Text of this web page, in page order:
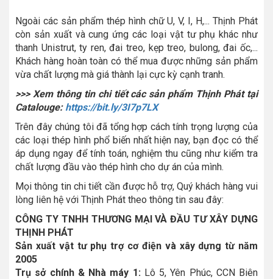
Ngoài các sản phẩm thép hình chữ U, V, I, H,... Thịnh Phát
còn sản xuất và cung ứng các loại vật tư phụ khác như
thanh Unistrut, ty ren, đai treo, kẹp treo, bulong, đai ốc,...
Khách hàng hoàn toàn có thể mua được những sản phẩm
vừa chất lượng mà giá thành lại cực kỳ cạnh tranh.
>>> Xem thông tin chi tiết các sản phẩm Thịnh Phát tại
Catalouge: https://bit.ly/3I7p7LX
Trên đây chúng tôi đã tổng hợp cách tính trọng lượng của
các loại thép hình phổ biến nhất hiện nay, bạn đọc có thể
áp dụng ngay để tính toán, nghiệm thu cũng như kiểm tra
chất lượng đầu vào thép hình cho dự án của mình.
Mọi thông tin chi tiết cần được hỗ trợ, Quý khách hàng vui
lòng liên hệ với Thịnh Phát theo thông tin sau đây:
CÔNG TY TNHH THƯƠNG MẠI VÀ ĐẦU TƯ XÂY DỰNG
THỊNH PHÁT
Sản xuất vật tư phụ trợ cơ điện và xây dựng từ năm
2005
Trụ sở chính & Nhà máy 1: Lô 5, Yên Phúc, CCN Biên